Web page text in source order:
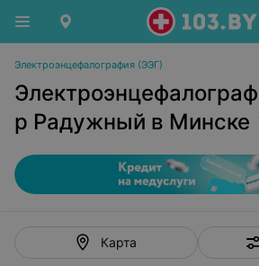
Электроэнцефалография (ЭЭГ)
р Радужный в Минске
Карта